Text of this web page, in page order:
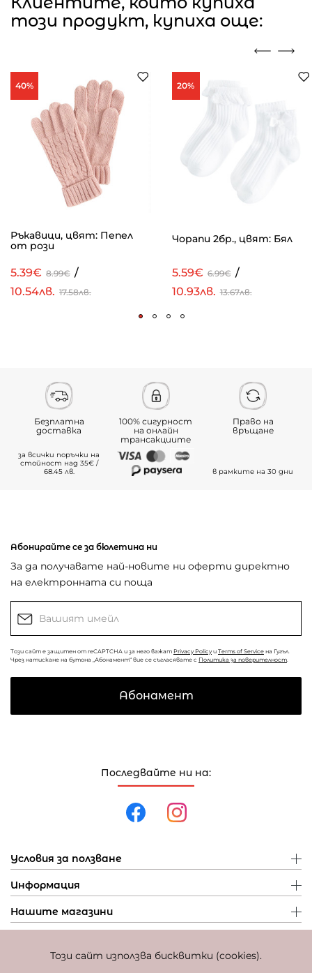
Този сайт използва бисквитки (cookies).
този продукт, купиха още:
40%
Ръкавици, цвят: Пепел
от рози
5.39€ 8.99€ /
10.54лв. 17.58лв.
20%
Чорапи 2бр., цвят: Бял
5.59€ 6.99€ /
10.93лв. 13.67лв.
Безплатна
доставка
за всички поръчки на
стойност над 35€ /
68.45 лв.
100% сигурност
на онлайн
трансакциите
Право на
връщане
в рамките на 30 дни
Последвайте ни на:
Условия за ползване
Информация
Нашите магазини
Абонирайте се за бюлетина ни
За да получавате най-новите ни оферти директно
на електронната си поща
Този сайт е защитен от reCAPTCHA и за него важат Privacy Policy и Terms of Service на Гугъл.
Чрез натискане на бутона „Абонамент“ вие се съгласявате с Политика за поверителност
Абонамент